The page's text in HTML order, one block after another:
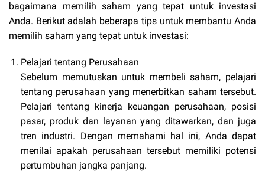
bagaimana memilih saham yang tepat untuk investasi
Anda. Berikut adalah beberapa tips untuk membantu Anda
memilih saham yang tepat untuk investasi:
Pelajari tentang Perusahaan
Sebelum memutuskan untuk membeli saham, pelajari
tentang perusahaan yang menerbitkan saham tersebut.
Pelajari tentang kinerja keuangan perusahaan, posisi
pasar, produk dan layanan yang ditawarkan, dan juga
tren industri. Dengan memahami hal ini, Anda dapat
menilai apakah perusahaan tersebut memiliki potensi
pertumbuhan jangka panjang.